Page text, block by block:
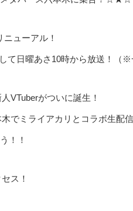
ューアル！
て日曜あさ10時から放送！（※
VTuberがついに誕生！
でミライアカリとコラボ生配
！！
ス！